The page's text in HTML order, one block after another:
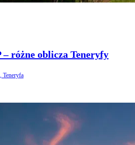
– różne oblicza Teneryfy
Teneryfa